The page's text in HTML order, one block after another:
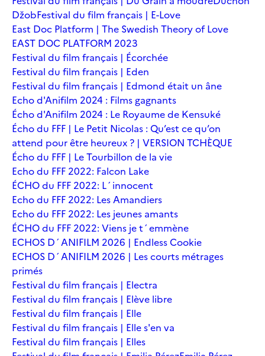
DžobFestival du film français | E-Love
East Doc Platform | The Swedish Theory of Love
EAST DOC PLATFORM 2023
Festival du film français | Écorchée
Festival du film français | Eden
Festival du film français | Edmond était un âne
Echo d'Anifilm 2024 : Films gagnants
Écho d'Anifilm 2024 : Le Royaume de Kensuké
Écho du FFF | Le Petit Nicolas : Qu’est ce qu’on
attend pour être heureux ? | VERSION TCHÈQUE
Écho du FFF | Le Tourbillon de la vie
Echo du FFF 2022: Falcon Lake
ÉCHO du FFF 2022: L´innocent
Echo du FFF 2022: Les Amandiers
Echo du FFF 2022: Les jeunes amants
ÉCHO du FFF 2022: Viens je t´emmène
ECHOS D´ANIFILM 2026 | Endless Cookie
ECHOS D´ANIFILM 2026 | Les courts métrages
primés
Festival du film français | Electra
Festival du film français | Elève libre
Festival du film français | Elle
Festival du film français | Elle s'en va
Festival du film français | Elles